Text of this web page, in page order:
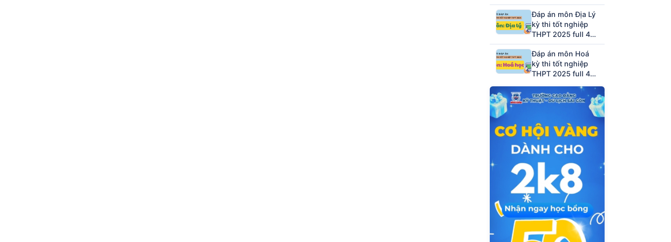
nghiệp THPT 2025
full 48 mã đề
Đáp án môn Địa Lý
kỳ thi tốt nghiệp
THPT 2025 full 48
mã đề (tham khảo)
Đáp án môn Hoá
kỳ thi tốt nghiệp
THPT 2025 full 48